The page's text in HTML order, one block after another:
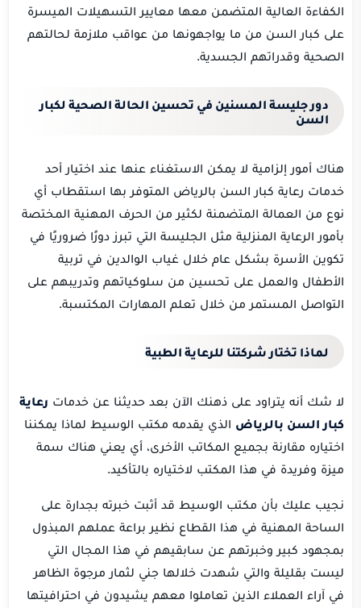
الكفاءة العالية المتضمن معها معايير التسهيلات الميسرة
على كبار السن من ما يواجهونها من عواقب ملازمة لحالتهم
الصحية وقدراتهم الجسدية.
دور جليسة المسنين في تحسين الحالة الصحية لكبار
السن
هناك أمور إلزامية لا يمكن الاستغناء عنها عند اختيار أحد
خدمات رعاية كبار السن بالرياض المتوفر بها استقطاب أي
نوع من العمالة المتضمنة لكثير من الحرف المهنية المختصة
بأمور الرعاية المنزلية مثل الجليسة التي تبرز دورًا ضروريًا في
تكوين الأسرة بشكل عام خلال غياب الوالدين في تربية
الأطفال والعمل على تحسين من سلوكياتهم وتدريبهم على
التواصل المستمر من خلال تعلم المهارات المكتسبة.
لماذا تختار شركتنا للرعاية الطبية
لا شك أنه يتراود على ذهنك الآن بعد حديثنا عن خدمات رعاية
كبار السن بالرياض الذي يقدمه مكتب الوسيط لماذا يمكننا
اختياره مقارنة بجميع المكاتب الأخرى، أي يعني هناك سمة
ميزة وفريدة في هذا المكتب لاختياره بالتأكيد.
نجيب عليك بأن مكتب الوسيط قد أثبت خبرته بجدارة على
الساحة المهنية في هذا القطاع نظير براعة عملهم المبذول
بمجهود كبير وخبرتهم عن سابقيهم في هذا المجال التي
ليست بقليلة والتي شهدت خلالها جني لثمار مرجوة الظاهر
في آراء العملاء الذين تعاملوا معهم يشيدون في احترافيتها